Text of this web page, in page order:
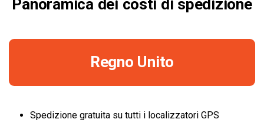
Panoramica dei costi di spedizione
Regno Unito
Spedizione gratuita su tutti i localizzatori GPS